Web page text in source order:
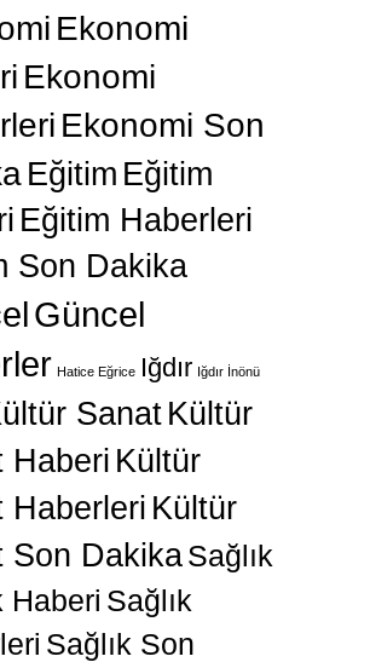
Ekonomi
Ekonomi
Ekonomi Son
Eğitim Eğitim
Eğitim Haberleri
Son Dakika
Güncel
Hatice Eğrice Iğdır Iğdır İnönü
SanatKültür
Haberi Kültür
Haberleri Kültür
Son DakikaSağlık
Haberi Sağlık
Sağlık Son